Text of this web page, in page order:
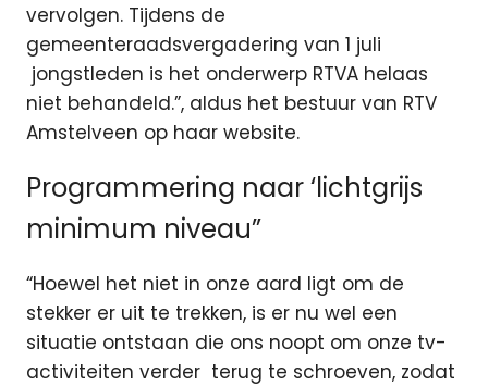
vervolgen. Tijdens de
gemeenteraadsvergadering van 1 juli
jongstleden is het onderwerp RTVA helaas
niet behandeld.”, aldus het bestuur van RTV
Amstelveen op haar website.
Programmering naar ‘lichtgrijs
minimum niveau”
“Hoewel het niet in onze aard ligt om de
stekker er uit te trekken, is er nu wel een
situatie ontstaan die ons noopt om onze tv-
activiteiten verder terug te schroeven, zodat